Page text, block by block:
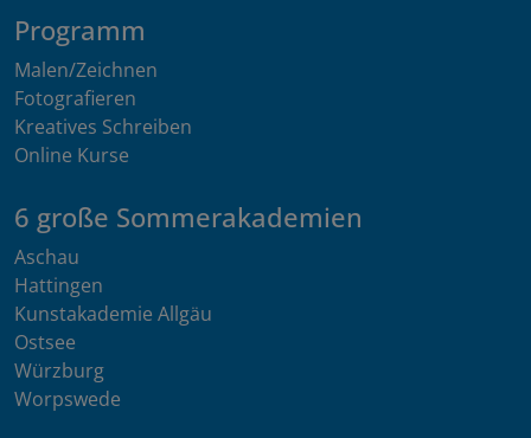
Programm
Malen/Zeichnen
Fotografieren
Kreatives Schreiben
Online Kurse
6 große Sommerakademien
Aschau
Hattingen
Kunstakademie Allgäu
Ostsee
Würzburg
Worpswede